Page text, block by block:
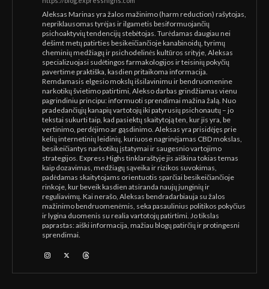
Aleksas Marinas yra žalos mažinimo (harm reduction) rašytojas,
nepriklausomas tyrėjas ir ilgametis besiformuojančių
psichoaktyvių tendencijų stebėtojas. Turėdamas daugiau nei
dešimt metų patirties besikeičiančioje kanabinoidų, tyrimų
cheminių medžiagų ir psichodelinės kultūros srityje, Aleksas
specializuojasi sudėtingos farmakologijos ir teisinių pokyčių
pavertime praktiška, kasdien pritaikoma informacija.
Remdamasis elgesio mokslų išsilavinimu ir bendruomenine
narkotikų švietimo patirtimi, Alekso darbas grindžiamas vienu
pagrindiniu principu: informuoti sprendimai mažina žalą. Nuo
pradedančiųjų kanapių vartotojų iki patyrusių psichonautų – jo
tekstai sukurti taip, kad pasiektų skaitytoją ten, kur jis yra, be
vertinimo, perdėjimo ar gąsdinimo. Aleksas yra prisidėjęs prie
kelių internetinių leidinių, kuriuose nagrinėjamas CBD mokslas,
besikeičiantys narkotikų įstatymai ir saugesnio vartojimo
strategijos. Express Highs tinklaraštyje jis aiškina tokias temas
kaip dozavimas, medžiagų sąveika ir rizikos suvokimas,
padėdamas skaitytojams orientuotis sparčiai besikeičiančioje
rinkoje, kur beveik kasdien atsiranda naujų junginių ir
reguliavimų. Kai nerašo, Aleksas bendradarbiauja su žalos
mažinimo bendruomenėmis, seka pasaulinius politikos pokyčius
ir lygina duomenis su realia vartotojų patirtimi. Jo tikslas
paprastas: aiški informacija, mažiau blogų patirčių ir protingesni
sprendimai.